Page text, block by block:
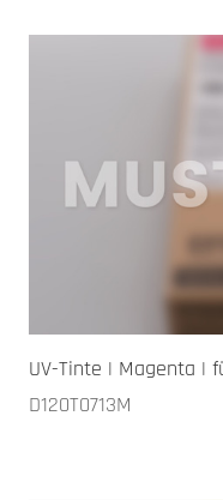
UV-Tinte | Magenta |
D120T0713M